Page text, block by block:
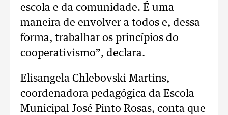
escola e da comunidade. É uma
maneira de envolver a todos e, dessa
forma, trabalhar os princípios do
cooperativismo”, declara.
Elisangela Chlebovski Martins,
coordenadora pedagógica da Escola
Municipal José Pinto Rosas, conta que